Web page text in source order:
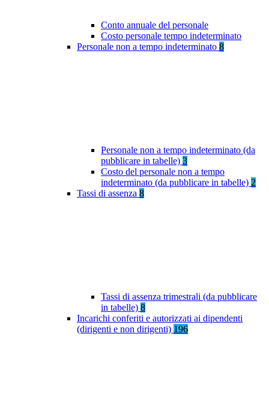
Conto annuale del personale
Costo personale tempo indeterminato
Personale non a tempo indeterminato 8
Personale non a tempo indeterminato (da
pubblicare in tabelle) 3
Costo del personale non a tempo
indeterminato (da pubblicare in tabelle) 2
Tassi di assenza 8
Tassi di assenza trimestrali (da pubblicare
in tabelle) 8
Incarichi conferiti e autorizzati ai dipendenti
(dirigenti e non dirigenti) 196